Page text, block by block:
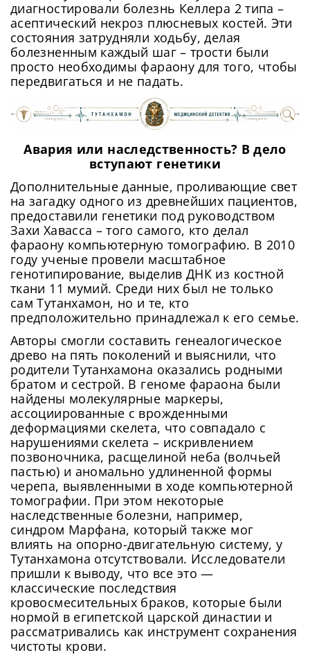
Придумайте пароль
Как минимум одна заглавная буква, одна
цифра и один специальный символ
Как минимум одна строчная латинская буква
Пароль должен содержать от 8 до 12 символов
Подтвердите Пароль*
Отправить
диагностировали болезнь Келлера 2 типа –
асептический некроз плюсневых костей. Эти
состояния затрудняли ходьбу, делая
болезненным каждый шаг – трости были
просто необходимы фараону для того, чтобы
передвигаться и не падать.
Авария или наследственность? В дело
вступают генетики
Дополнительные данные, проливающие свет
на загадку одного из древнейших пациентов,
предоставили генетики под руководством
Захи Хавасса – того самого, кто делал
фараону компьютерную томографию. В 2010
году ученые провели масштабное
генотипирование, выделив ДНК из костной
ткани 11 мумий. Среди них был не только
сам Тутанхамон, но и те, кто
предположительно принадлежал к его семье.
Авторы смогли составить генеалогическое
древо на пять поколений и выяснили, что
родители Тутанхамона оказались родными
братом и сестрой. В геноме фараона были
найдены молекулярные маркеры,
ассоциированные с врожденными
деформациями скелета, что совпадало с
нарушениями скелета – искривлением
позвоночника, расщелиной неба (волчьей
пастью) и аномально удлиненной формы
черепа, выявленными в ходе компьютерной
томографии. При этом некоторые
наследственные болезни, например,
синдром Марфана, который также мог
влиять на опорно-двигательную систему, у
Тутанхамона отсутствовали. Исследователи
пришли к выводу, что все это —
классические последствия
кровосмесительных браков, которые были
нормой в египетской царской династии и
рассматривались как инструмент сохранения
чистоты крови.
быстрому соединению.
Продолжить просмотр